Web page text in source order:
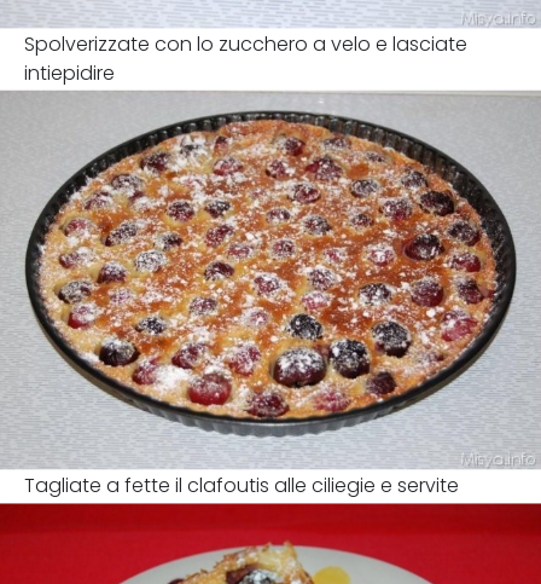
Spolverizzate con lo zucchero a velo e lasciate
intiepidire
Tagliate a fette il clafoutis alle ciliegie e servite